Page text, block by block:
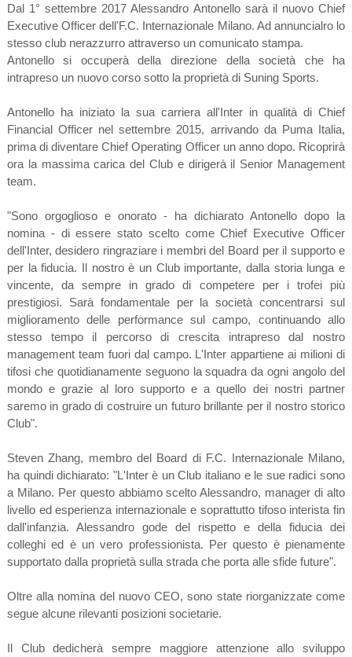
Dal 1° settembre 2017 Alessandro Antonello sarà il nuovo Chief
Executive Officer dell'F.C. Internazionale Milano. Ad annuncialro lo
stesso club nerazzurro attraverso un comunicato stampa.
Antonello si occuperà della direzione della società che ha
intrapreso un nuovo corso sotto la proprietà di Suning Sports.
Antonello ha iniziato la sua carriera all'Inter in qualità di Chief
Financial Officer nel settembre 2015, arrivando da Puma Italia,
prima di diventare Chief Operating Officer un anno dopo. Ricoprirà
ora la massima carica del Club e dirigerà il Senior Management
team.
"Sono orgoglioso e onorato - ha dichiarato Antonello dopo la
nomina - di essere stato scelto come Chief Executive Officer
dell'Inter, desidero ringraziare i membri del Board per il supporto e
per la fiducia. Il nostro è un Club importante, dalla storia lunga e
vincente, da sempre in grado di competere per i trofei più
prestigiosi. Sarà fondamentale per la società concentrarsi sul
miglioramento delle performance sul campo, continuando allo
stesso tempo il percorso di crescita intrapreso dal nostro
management team fuori dal campo. L'Inter appartiene ai milioni di
tifosi che quotidianamente seguono la squadra da ogni angolo del
mondo e grazie al loro supporto e a quello dei nostri partner
saremo in grado di costruire un futuro brillante per il nostro storico
Club".
Steven Zhang, membro del Board di F.C. Internazionale Milano,
ha quindi dichiarato: "L'Inter è un Club italiano e le sue radici sono
a Milano. Per questo abbiamo scelto Alessandro, manager di alto
livello ed esperienza internazionale e soprattutto tifoso interista fin
dall'infanzia. Alessandro gode del rispetto e della fiducia dei
colleghi ed è un vero professionista. Per questo è pienamente
supportato dalla proprietà sulla strada che porta alle sfide future".
Oltre alla nomina del nuovo CEO, sono state riorganizzate come
segue alcune rilevanti posizioni societarie.
Il Club dedicherà sempre maggiore attenzione allo sviluppo